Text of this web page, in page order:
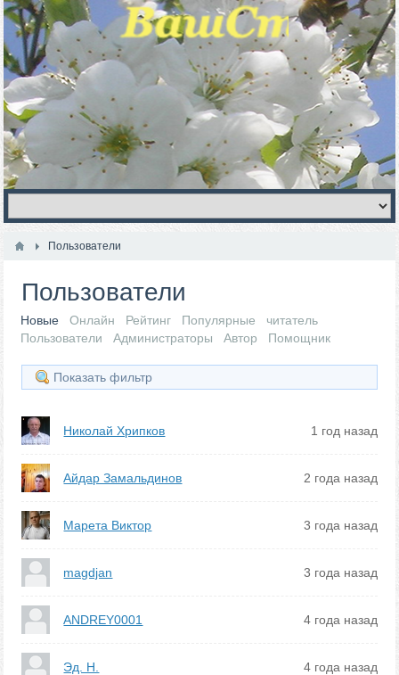
Пользователи
Пользователи
Новые Онлайн Рейтинг Популярные
читатель
Пользователи
Администраторы Автор Помощник
Показать фильтр
Николай Хрипков 1 год назад
Айдар Замальдинов 2 года назад
Марета Виктор 3 года назад
magdjan 3 года назад
ANDREY0001 4 года назад
Эд. Н. 4 года назад